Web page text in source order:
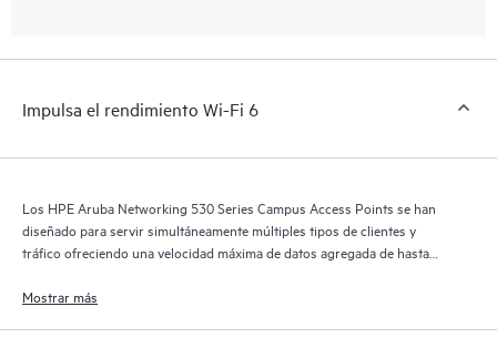
Impulsa el rendimiento Wi-Fi 6
Los HPE Aruba Networking 530 Series Campus Access Points se han
diseñado para servir simultáneamente múltiples tipos de clientes y
tráfico ofreciendo una velocidad máxima de datos agregada de hasta
Mostrar más